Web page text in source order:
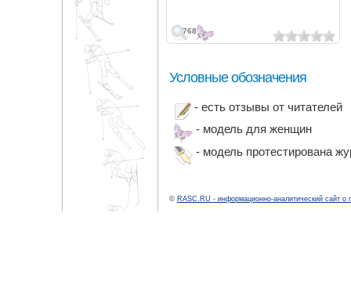
768
Условные обозначения
- есть отзывы от читателей
- модель для женщин
- модель протестирована
© RASC.RU - информационно-аналитический сайт о